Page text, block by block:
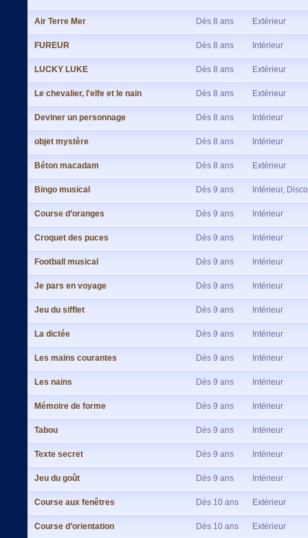
Air Terre Mer Dès 8 ans Extérieur
FUREUR Dès 8 ans Intérieur
LUCKY LUKE Dès 8 ans Extérieur
Le chevalier, l'elfe et le nain Dès 8 ans Extérieur
Deviner un personnage Dès 8 ans Intérieur
objet mystère Dès 8 ans Intérieur
Béton macadam Dès 8 ans Extérieur
Bingo musical Dès 9 ans Intérieur, Disco
Course d’oranges Dès 9 ans Intérieur
Croquet des puces Dès 9 ans Intérieur
Football musical Dès 9 ans Intérieur
Je pars en voyage Dès 9 ans Intérieur
Jeu du sifflet Dès 9 ans Intérieur
La dictée Dès 9 ans Intérieur
Les mains courantes Dès 9 ans Intérieur
Les nains Dès 9 ans Intérieur
Mémoire de forme Dès 9 ans Intérieur
Tabou Dès 9 ans Intérieur
Texte secret Dès 9 ans Intérieur
Jeu du goût Dès 9 ans Intérieur
Course aux fenêtres Dès 10 ans Extérieur
Course d’orientation Dès 10 ans Extérieur